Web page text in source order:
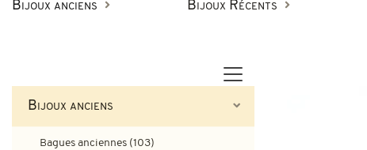
Bijoux anciens
Boucles d'oreilles anciennes
Bijoux Récents
Bagues vintage & d'occasion
Bagues de fiançailles diamant
Bijoux anciens
Bagues anciennes (103)